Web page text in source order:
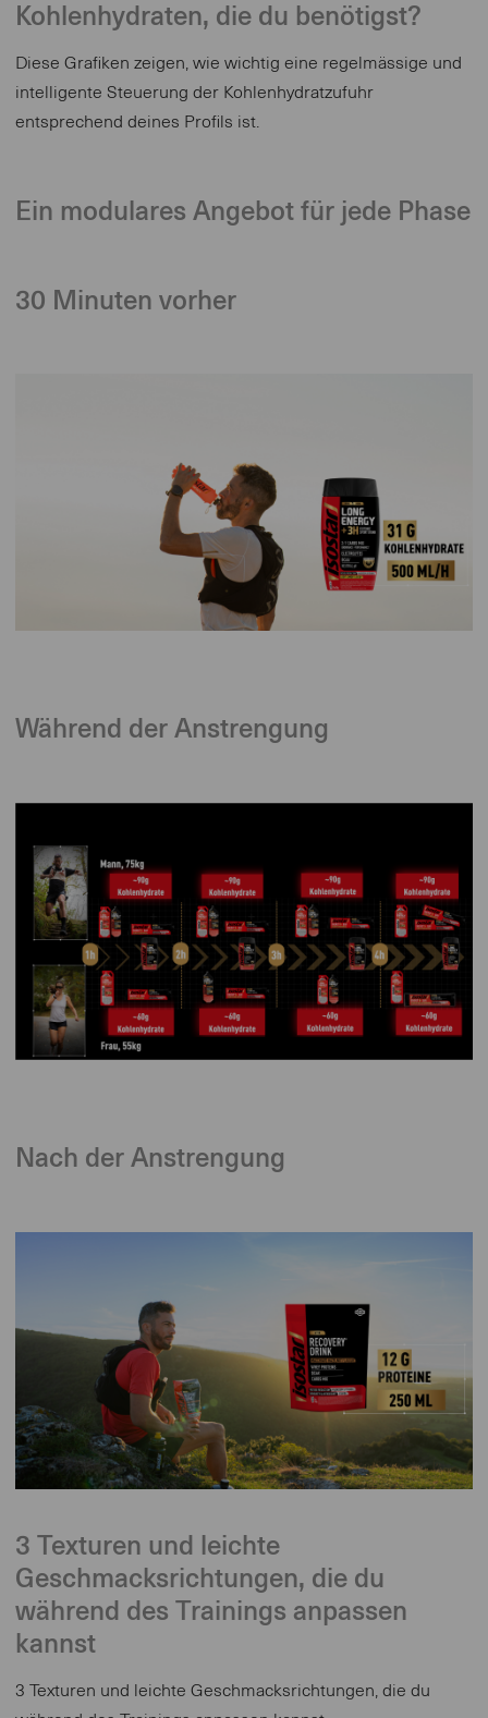
Kohlenhydraten, die du benötigst?
Diese Grafiken zeigen, wie wichtig eine regelmässige und
intelligente Steuerung der Kohlenhydratzufuhr
entsprechend deines Profils ist.
Ein modulares Angebot für jede Phase
30 Minuten vorher
Während der Anstrengung
Nach der Anstrengung
3 Texturen und leichte
Geschmacksrichtungen, die du
während des Trainings anpassen
kannst
3 Texturen und leichte Geschmacksrichtungen, die du